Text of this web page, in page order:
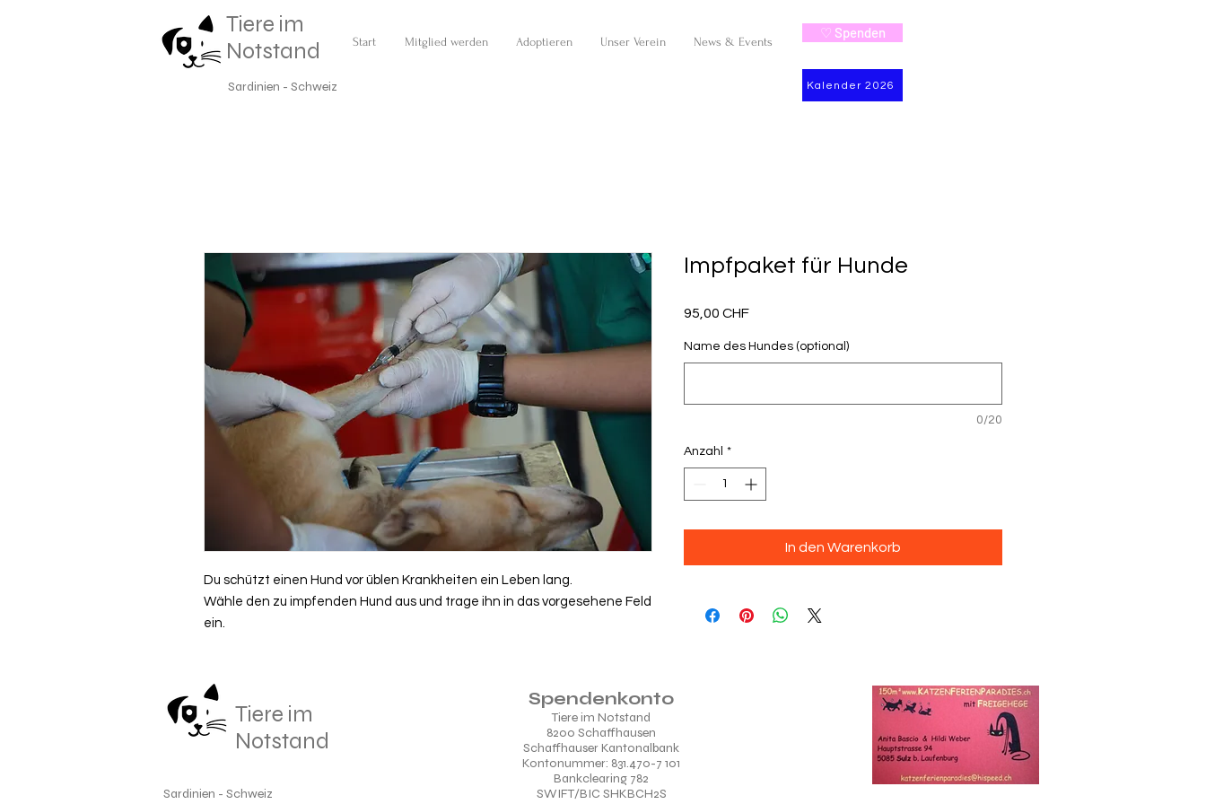
Tiere im
Notstand
Start Mitglied werden Adoptieren Unser Verein News & Events
Sardinien - Schweiz
♡ Spenden
Kalender 2026
Du schützt einen Hund vor üblen Krankheiten ein Leben lang.
Wähle den zu impfenden Hund aus und trage ihn in das vorgesehene Feld
ein.
Impfpaket für Hunde
95,00 CHFPreis
Name des Hundes (optional)
0/20
Anzahl *
In den Warenkorb
Tiere im
Notstand
Spendenkonto
Tiere im Notstand
8200 Schaffhausen
Schaffhauser Kantonalbank
Kontonummer: 831.470-7 101
Bankclearing 782
SWIFT/BIC SHKBCH2S
Sardinien - Schweiz